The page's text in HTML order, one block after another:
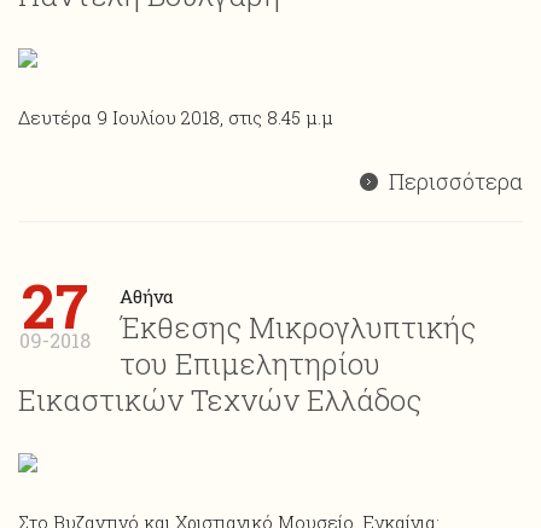
Δευτέρα 9 Ιουλίου 2018, στις 8.45 μ.μ
Περισσότερα
27
09-2018
Αθήνα
Έκθεσης Μικρογλυπτικής
του Επιμελητηρίου
Εικαστικών Τεχνών Ελλάδος
Στο Βυζαντινό και Χριστιανικό Μουσείο. Εγκαίνια: